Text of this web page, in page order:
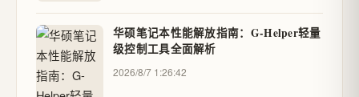
华硕笔记本性能解放指南：G-Helper轻量
级控制工具全面解析
2026/8/7 1:26:42